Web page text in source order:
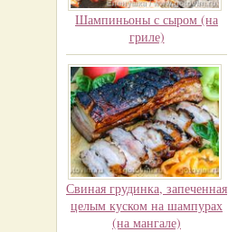
Шампиньоны с сыром (на
гриле)
Свиная грудинка, запеченная
целым куском на шампурах
(на мангале)